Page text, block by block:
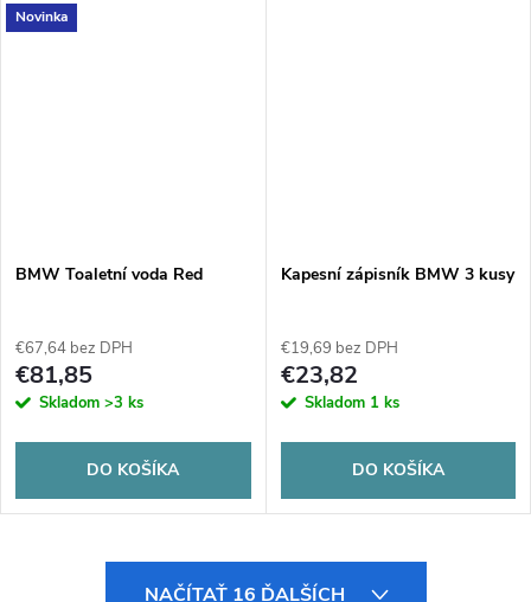
Novinka
BMW Toaletní voda Red
€67,64 bez DPH
€81,85
Skladom >3 ks
DO KOŠÍKA
Kapesní zápisník BMW 3 kusy
€19,69 bez DPH
€23,82
Skladom 1 ks
DO KOŠÍKA
NAČÍTAŤ 16 ĎALŠÍCH